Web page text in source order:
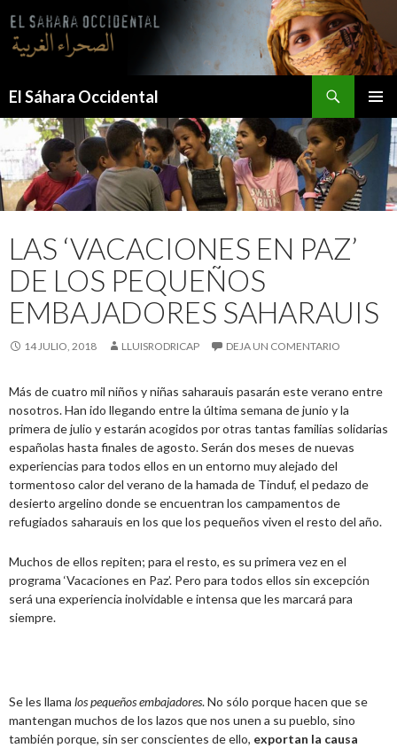
contenido
El Sáhara Occidental
MENÚ
LAS ‘VACACIONES EN PAZ’
DE LOS PEQUEÑOS
EMBAJADORES SAHARAUIS
14 JULIO, 2018 LLUISRODRICAP DEJA UN COMENTARIO
Más de cuatro mil niños y niñas saharauis pasarán este verano entre
nosotros. Han ido llegando entre la última semana de junio y la
primera de julio y estarán acogidos por otras tantas familias solidarias
españolas hasta finales de agosto. Serán dos meses de nuevas
experiencias para todos ellos en un entorno muy alejado del
tormentoso calor del verano de la hamada de Tinduf, el pedazo de
desierto argelino donde se encuentran los campamentos de
refugiados saharauis en los que los pequeños viven el resto del año.
Muchos de ellos repiten; para el resto, es su primera vez en el
programa ‘Vacaciones en Paz’. Pero para todos ellos sin excepción
será una experiencia inolvidable e intensa que les marcará para
siempre.
Se les llama los pequeños embajadores. No sólo porque hacen que se
mantengan muchos de los lazos que nos unen a su pueblo, sino
también porque, sin ser conscientes de ello, exportan la causa